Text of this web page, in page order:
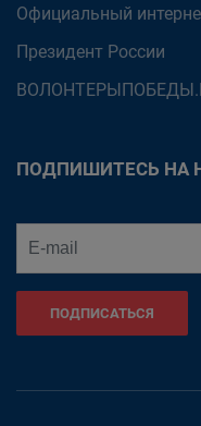
Официальный
Президент России
ПОДПИШИТЕСЬ НА
ПОДПИСАТЬСЯ